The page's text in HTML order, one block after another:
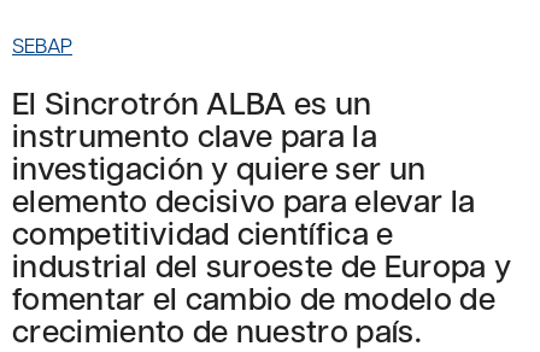
SEBAP
El Sincrotrón ALBA es un
instrumento clave para la
investigación y quiere ser un
elemento decisivo para elevar la
competitividad científica e
industrial del suroeste de Europa y
fomentar el cambio de modelo de
crecimiento de nuestro país.